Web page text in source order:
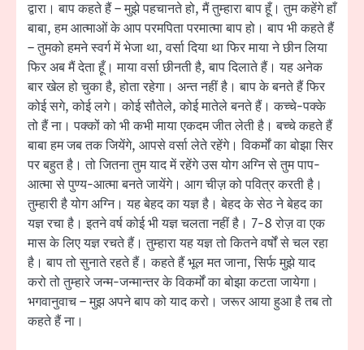
द्वारा। बाप कहते हैं – मुझे पहचानते हो, मैं तुम्हारा बाप हूँ। तुम कहेंगे हाँ
बाबा, हम आत्माओं के आप परमपिता परमात्मा बाप हो। बाप भी कहते हैं
– तुमको हमने स्वर्ग में भेजा था, वर्सा दिया था फिर माया ने छीन लिया
फिर अब मैं देता हूँ। माया वर्सा छीनती है, बाप दिलाते हैं। यह अनेक
बार खेल हो चुका है, होता रहेगा। अन्त नहीं है। बाप के बनते हैं फिर
कोई सगे, कोई लगे। कोई सौतेले, कोई मातेले बनते हैं। कच्चे-पक्के
तो हैं ना। पक्कों को भी कभी माया एकदम जीत लेती है। बच्चे कहते हैं
बाबा हम जब तक जियेंगे, आपसे वर्सा लेते रहेंगे। विकर्मों का बोझा सिर
पर बहुत है। तो जितना तुम याद में रहेंगे उस योग अग्नि से तुम पाप-
आत्मा से पुण्य-आत्मा बनते जायेंगे। आग चीज़ को पवित्र करती है।
तुम्हारी है योग अग्नि। यह बेहद का यज्ञ है। बेहद के सेठ ने बेहद का
यज्ञ रचा है। इतने वर्ष कोई भी यज्ञ चलता नहीं है। 7-8 रोज़ वा एक
मास के लिए यज्ञ रचते हैं। तुम्हारा यह यज्ञ तो कितने वर्षों से चल रहा
है। बाप तो सुनाते रहते हैं। कहते हैं भूल मत जाना, सिर्फ मुझे याद
करो तो तुम्हारे जन्म-जन्मान्तर के विकर्मों का बोझा कटता जायेगा।
भगवानुवाच – मुझ अपने बाप को याद करो। जरूर आया हुआ है तब तो
कहते हैं ना।